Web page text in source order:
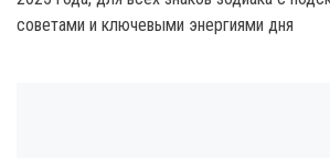
советами и ключевыми энергиями дня